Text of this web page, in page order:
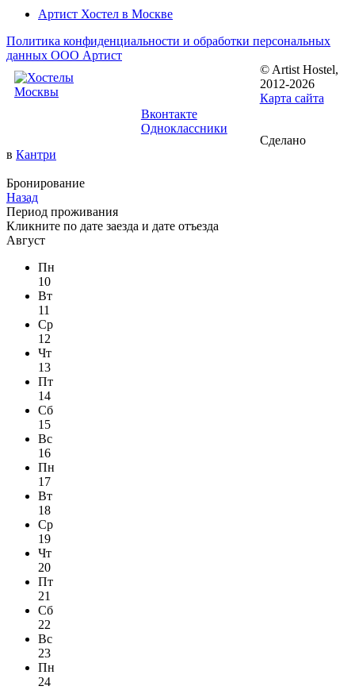
Артист Хостел в Москве
Политика конфиденциальности и обработки персональных
данных ООО Артист
Вконтакте
Одноклассники
© Artist Hostel,
2012-2026
Карта сайта
Сделано
в Кантри
Бронирование
Назад
Период проживания
Кликните по дате заезда и дате отъезда
Август
Пн
10
Вт
11
Ср
12
Чт
13
Пт
14
Сб
15
Вс
16
Пн
17
Вт
18
Ср
19
Чт
20
Пт
21
Сб
22
Вс
23
Пн
24